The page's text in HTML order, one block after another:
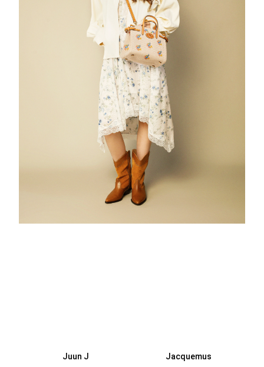
Juun J Jacquemus